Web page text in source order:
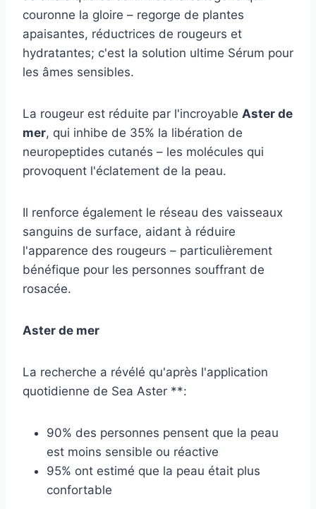
couronne la gloire – regorge de plantes
apaisantes, réductrices de rougeurs et
hydratantes; c'est la solution ultime Sérum pour
les âmes sensibles.
La rougeur est réduite par l'incroyable Aster de
mer, qui inhibe de 35% la libération de
neuropeptides cutanés – les molécules qui
provoquent l'éclatement de la peau.
Il renforce également le réseau des vaisseaux
sanguins de surface, aidant à réduire
l'apparence des rougeurs – particulièrement
bénéfique pour les personnes souffrant de
rosacée.
Aster de mer
La recherche a révélé qu'après l'application
quotidienne de Sea Aster **:
90% des personnes pensent que la peau
est moins sensible ou réactive
95% ont estimé que la peau était plus
confortable